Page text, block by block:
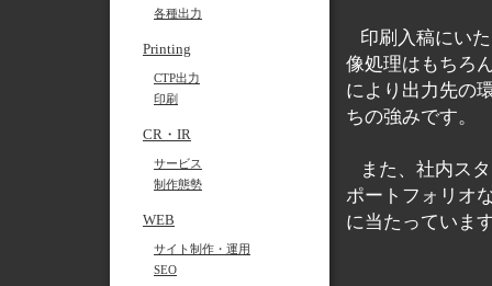
各種出力
Printing
CTP出力
印刷
CR・IR
サービス
制作態勢
WEB
サイト制作・運用
SEO
印刷入稿にい
像処理はもちろ
により出力先の
ちの強みです。
また、社内ス
ポートフォリオ
に当たっていま